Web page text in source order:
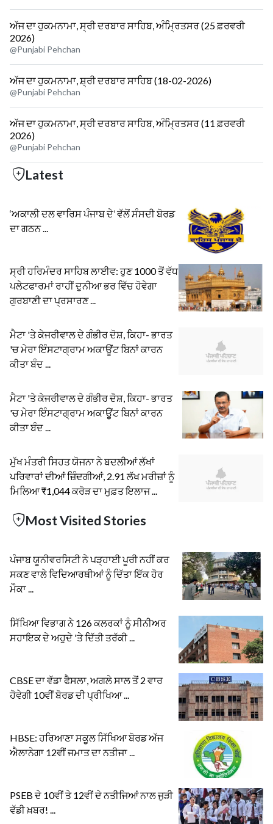
ਅੱਜ ਦਾ ਹੁਕਮਨਾਮਾ, ਸ੍ਰੀ ਦਰਬਾਰ ਸਾਹਿਬ, ਅੰਮ੍ਰਿਤਸਰ (25 ਫ਼ਰਵਰੀ
2026)
@Punjabi Pehchan
ਅੱਜ ਦਾ ਹੁਕਮਨਾਮਾ, ਸ਼੍ਰੀ ਦਰਬਾਰ ਸਾਹਿਬ (18-02-2026)
@Punjabi Pehchan
ਅੱਜ ਦਾ ਹੁਕਮਨਾਮਾ, ਸ੍ਰੀ ਦਰਬਾਰ ਸਾਹਿਬ, ਅੰਮ੍ਰਿਤਸਰ (11 ਫ਼ਰਵਰੀ
2026)
@Punjabi Pehchan
Latest
‘ਅਕਾਲੀ ਦਲ ਵਾਰਿਸ ਪੰਜਾਬ ਦੇ’ ਵੱਲੋਂ ਸੰਸਦੀ ਬੋਰਡ
ਦਾ ਗਠਨ ...
ਸ੍ਰੀ ਹਰਿਮੰਦਰ ਸਾਹਿਬ ਲਾਈਵ: ਹੁਣ 1000 ਤੋਂ ਵੱਧ
ਪਲੇਟਫਾਰਮਾਂ ਰਾਹੀਂ ਦੁਨੀਆ ਭਰ ਵਿੱਚ ਹੋਵੇਗਾ
ਗੁਰਬਾਣੀ ਦਾ ਪ੍ਰਸਾਰਣ ...
ਮੈਟਾ 'ਤੇ ਕੇਜਰੀਵਾਲ ਦੇ ਗੰਭੀਰ ਦੋਸ਼, ਕਿਹਾ- ਭਾਰਤ
'ਚ ਮੇਰਾ ਇੰਸਟਾਗ੍ਰਾਮ ਅਕਾਊਂਟ ਬਿਨਾਂ ਕਾਰਨ
ਕੀਤਾ ਬੰਦ ...
ਮੈਟਾ 'ਤੇ ਕੇਜਰੀਵਾਲ ਦੇ ਗੰਭੀਰ ਦੋਸ਼, ਕਿਹਾ- ਭਾਰਤ
'ਚ ਮੇਰਾ ਇੰਸਟਾਗ੍ਰਾਮ ਅਕਾਊਂਟ ਬਿਨਾਂ ਕਾਰਨ
ਕੀਤਾ ਬੰਦ ...
ਮੁੱਖ ਮੰਤਰੀ ਸਿਹਤ ਯੋਜਨਾ ਨੇ ਬਦਲੀਆਂ ਲੱਖਾਂ
ਪਰਿਵਾਰਾਂ ਦੀਆਂ ਜ਼ਿੰਦਗੀਆਂ, 2.91 ਲੱਖ ਮਰੀਜ਼ਾਂ ਨੂੰ
ਮਿਲਿਆ ₹1,044 ਕਰੋੜ ਦਾ ਮੁਫ਼ਤ ਇਲਾਜ ...
Most Visited Stories
ਪੰਜਾਬ ਯੂਨੀਵਰਸਿਟੀ ਨੇ ਪੜ੍ਹਾਈ ਪੂਰੀ ਨਹੀਂ ਕਰ
ਸਕਣ ਵਾਲੇ ਵਿਦਿਆਰਥੀਆਂ ਨੂੰ ਦਿੱਤਾ ਇੱਕ ਹੋਰ
ਮੌਕਾ ...
ਸਿੱਖਿਆ ਵਿਭਾਗ ਨੇ 126 ਕਲਰਕਾਂ ਨੂੰ ਸੀਨੀਅਰ
ਸਹਾਇਕ ਦੇ ਅਹੁਦੇ 'ਤੇ ਦਿੱਤੀ ਤਰੱਕੀ ...
CBSE ਦਾ ਵੱਡਾ ਫੈਸਲਾ, ਅਗਲੇ ਸਾਲ ਤੋਂ 2 ਵਾਰ
ਹੋਵੇਗੀ 10ਵੀਂ ਬੋਰਡ ਦੀ ਪ੍ਰੀਖਿਆ ...
HBSE: ਹਰਿਆਣਾ ਸਕੂਲ ਸਿੱਖਿਆ ਬੋਰਡ ਅੱਜ
ਐਲਾਨੇਗਾ 12ਵੀਂ ਜਮਾਤ ਦਾ ਨਤੀਜਾ ...
PSEB ਦੇ 10ਵੀਂ ਤੇ 12ਵੀਂ ਦੇ ਨਤੀਜਿਆਂ ਨਾਲ ਜੁੜੀ
ਵੱਡੀ ਖ਼ਬਰ! ...